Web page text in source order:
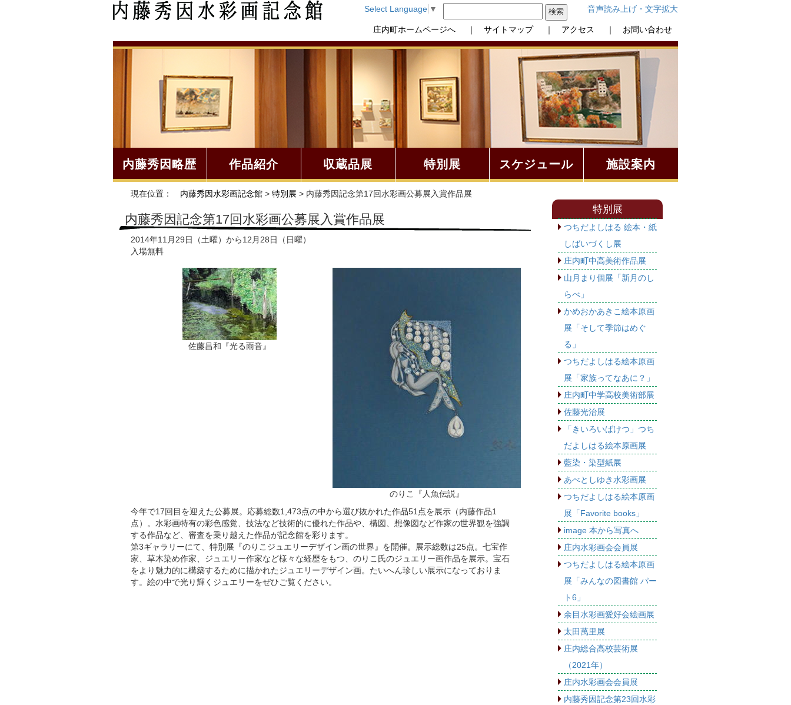
Select Language ▼ 音声読み上げ・文字拡大
庄内町ホームページへ ｜ サイトマップ ｜ アクセス ｜ お問い合わせ
内藤秀因略歴 作品紹介 収蔵品展 特別展 スケジュール 施設案内
現在位置： 内藤秀因水彩画記念館 > 特別展 > 内藤秀因記念第17回水彩画公募展入賞作品展
内藤秀因記念第17回水彩画公募展入賞作品展
2014年11月29日（土曜）から12月28日（日曜）
入場無料
佐藤昌和『光る雨音』
のりこ『人魚伝説』
今年で17回目を迎えた公募展。応募総数1,473点の中から選び抜かれた作品51点を展示（内藤作品1
点）。水彩画特有の彩色感覚、技法など技術的に優れた作品や、構図、想像図など作家の世界観を強調
する作品など、審査を乗り越えた作品が記念館を彩ります。
第3ギャラリーにて、特別展『のりこジュエリーデザイン画の世界』を開催。展示総数は25点。七宝作
家、草木染め作家、ジュエリー作家など様々な経歴をもつ、のりこ氏のジュエリー画作品を展示。宝石
をより魅力的に構築するために描かれたジュエリーデザイン画。たいへん珍しい展示になっておりま
す。絵の中で光り輝くジュエリーをぜひご覧ください。
特別展
つちだよしはる 絵本・紙
しばいづくし展
庄内町中高美術作品展
山月まり個展「新月のし
らべ」
かめおかあきこ絵本原画
展「そして季節はめぐ
る」
つちだよしはる絵本原画
展「家族ってなあに？」
庄内町中学高校美術部展
佐藤光治展
「きいろいばけつ」つち
だよしはる絵本原画展
藍染・染型紙展
あべとしゆき水彩画展
つちだよしはる絵本原画
展「Favorite books」
image 本から写真へ
庄内水彩画会会員展
つちだよしはる絵本原画
展「みんなの図書館 パー
ト6」
余目水彩画愛好会絵画展
太田萬里展
庄内総合高校芸術展
（2021年）
庄内水彩画会会員展
内藤秀因記念第23回水彩